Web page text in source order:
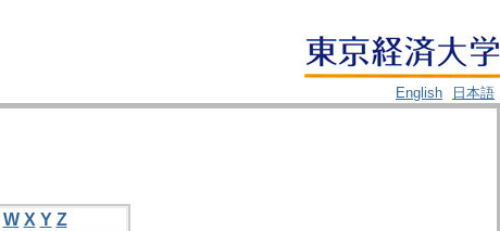
English
日本語
W X Y Z